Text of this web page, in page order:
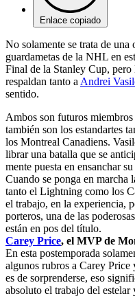
Enlace copiado
No solamente se trata de
guardametas de la NHL en
Final de la Stanley Cup, pero
respaldan tanto a Andrei
sentido.
Ambos son futuros
también son los estandartes
los Montreal Canadiens.
librar una batalla que se
mente puesta en ensanchar
Cuando se ponga en marcha
tanto el Lightning como los
el trabajo, en la experiencia,
porteros, una de las
están en pos del título.
Carey Price, el MVP de
En esta postemporada
algunos rubros a Carey Price
es de sorprenderse, eso
absoluto el trabajo del